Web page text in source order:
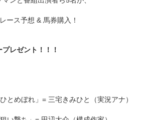
ース予想 & 馬券購入！
レゼント！！！
とめぼれ」= 三宅きみひと（実況アナ）